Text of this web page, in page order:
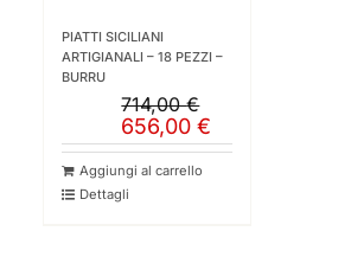
PIATTI SICILIANI
ARTIGIANALI – 18 PEZZI –
BURRU
714,00€
Il
prezzo
originale
era:
714,00 €.
656,00€
Il
prezzo
attuale
è:
656,00 €.
Aggiungi al carrello
Dettagli